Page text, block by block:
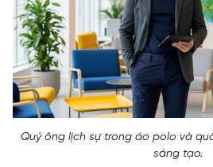
Quý ông lịch sự trong áo polo và
sáng tạo.